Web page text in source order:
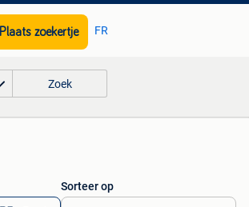
Plaats zoekertje FR
Zoek
Sorteer op